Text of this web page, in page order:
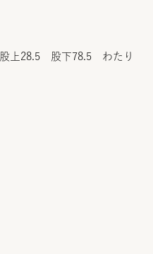
上28.5 股下78.5 わたり